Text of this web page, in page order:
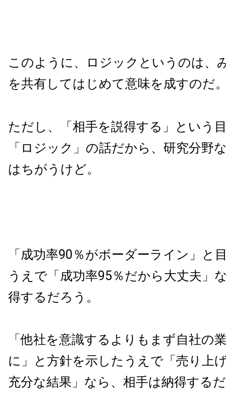
このように、ロジックというのは、
を共有してはじめて意味を成すのだ
ただし、「相手を説得する」という
「ロジック」の話だから、研究分野
はちがうけど。
「成功率90％がボーダーライン」と
うえで「成功率95％だから大丈夫」
得するだろう。
「他社を意識するよりもまず自社の
に」と方針を示したうえで「売り上
充分な結果」なら、相手は納得する